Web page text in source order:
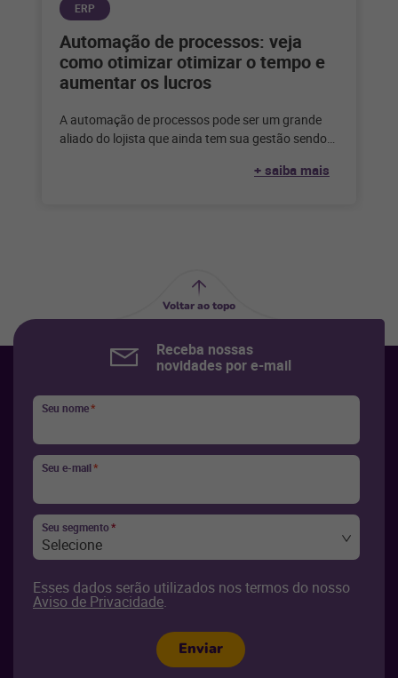
ERP
Automação de processos: veja
como otimizar otimizar o tempo e
aumentar os lucros
A automação de processos pode ser um grande
aliado do lojista que ainda tem sua gestão sendo
+ saiba mais
Voltar ao topo
Receba nossas
novidades por e-mail
Seu nome*
Seu e-mail*
Seu segmento*
Selecione
Esses dados serão utilizados nos termos do nosso
Aviso de Privacidade.
Enviar